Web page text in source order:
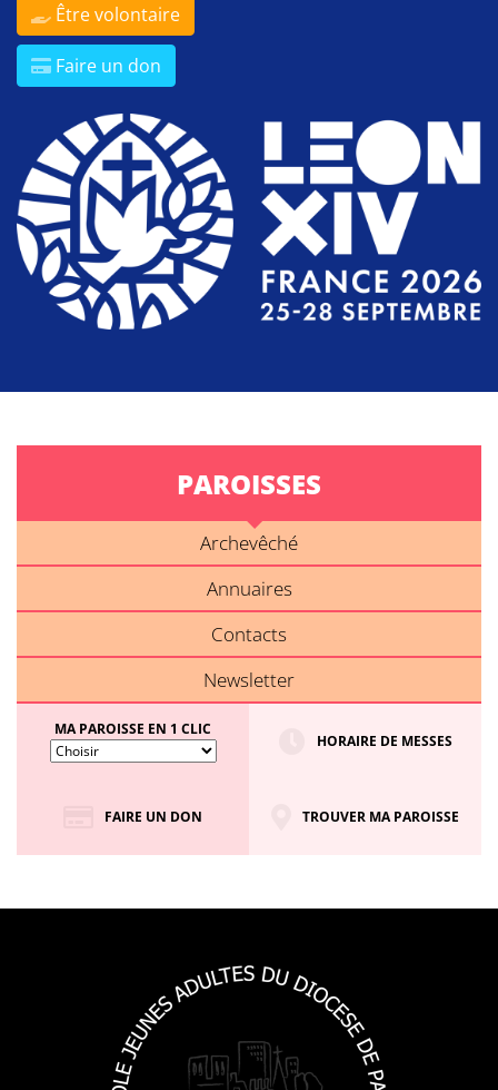
Être volontaire
Faire un don
PAROISSES
Archevêché
Annuaires
Contacts
Newsletter
MA PAROISSE EN 1 CLIC
HORAIRE DE MESSES
FAIRE UN DON TROUVER MA PAROISSE